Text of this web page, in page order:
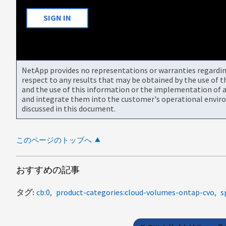
SIGN IN
NetApp provides no representations or warranties
respect to any results that may be obtained by the use of
and the use of this information or the implementation of
and integrate them into the customer's operational
discussed in this document.
このページのトップへ
おすすめの記事
タグ cb:0 product-categories:cloud-volumes-ontap-cvo